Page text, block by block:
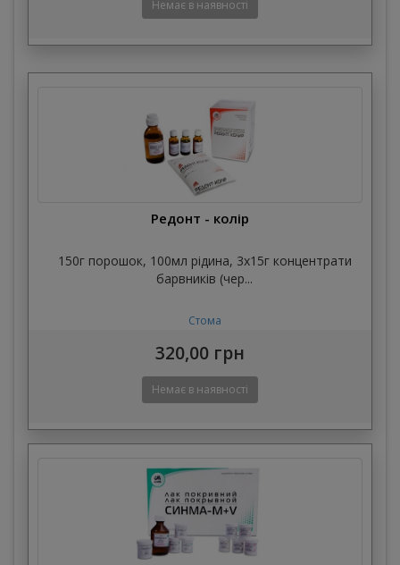
Редонт - колір
150г порошок, 100мл рідина, 3х15г концентрати
барвників (чер...
Стома
320,00 грн